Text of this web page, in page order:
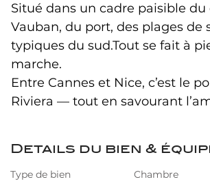
Situé dans un cadre paisible
Vauban, du port, des plages
typiques du sud.Tout se fait à
marche.
Entre Cannes et Nice, c’est le
Riviera — tout en savourant
Details du bien &
Type de bien
Chambre